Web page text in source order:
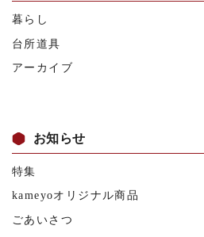
暮らし
台所道具
アーカイブ
お知らせ
特集
kameyoオリジナル商品
ごあいさつ